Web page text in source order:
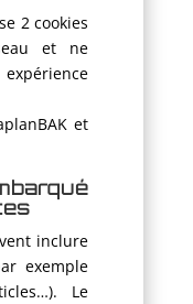
2 cookies
et ne
et
inclure
exemple
Le